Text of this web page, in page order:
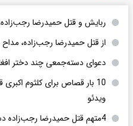
ربایش و قتل حمیدرضا
از قتل حمیدرضا رجب‌زاده،
دعوای دسته‌جمعی چند دختر
10 بار قصاص برای کلثوم
ویدئو
4متهم قتل حمیدرضا رجب‌زاده دستگیر شدند